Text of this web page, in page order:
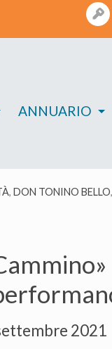
ANNUARIO
, DON TONINO BELLO,
2021